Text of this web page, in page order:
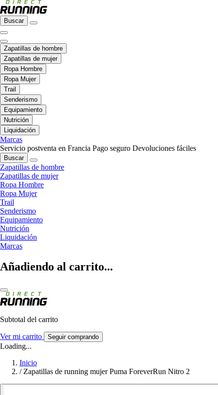
Buscar
Zapatillas de hombre
Zapatillas de mujer
Ropa Hombre
Ropa Mujer
Trail
Senderismo
Equipamiento
Nutrición
Liquidación
Marcas
Servicio postventa en Francia Pago seguro Devoluciones fáciles
Buscar
Zapatillas de hombre
Zapatillas de mujer
Ropa Hombre
Ropa Mujer
Trail
Senderismo
Equipamiento
Nutrición
Liquidación
Marcas
Añadiendo al carrito...
Subtotal del carrito
Ver mi carrito Seguir comprando
Loading...
Inicio
/ Zapatillas de running mujer Puma ForeverRun Nitro 2